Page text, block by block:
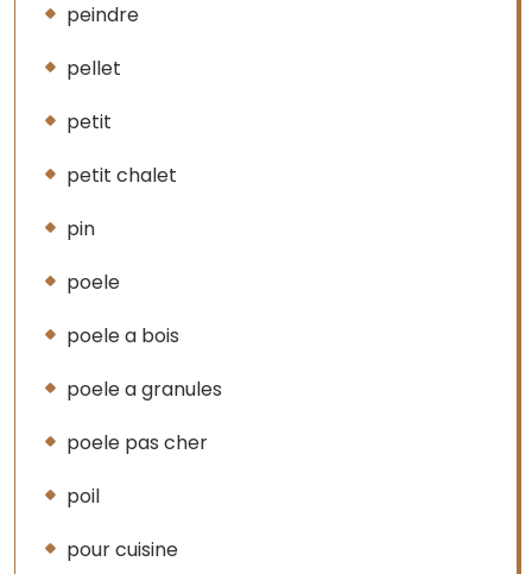
peindre
pellet
petit
petit chalet
pin
poele
poele a bois
poele a granules
poele pas cher
poil
pour cuisine